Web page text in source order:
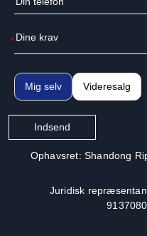
*
Mig selv Videresalg
Indsend
Ophavsret: Shandong
Juridisk